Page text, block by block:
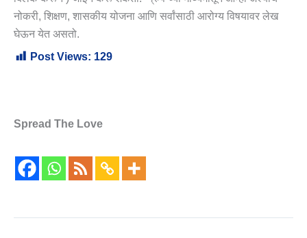
नोकरी, शिक्षण, शासकीय योजना आणि सर्वांसाठी आरोग्य विषयावर लेख
घेऊन येत असतो.
Post Views: 129
Spread The Love